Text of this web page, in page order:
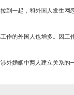
到一起，和外国人发生网
作的外国人也增多。因工
外婚姻中两人建立关系的
联